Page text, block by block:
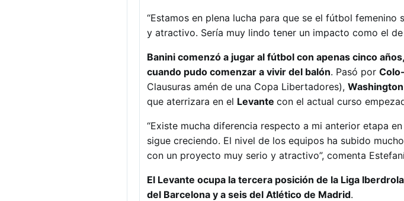
“Estamos en plena lucha para que se el fútbol femenino
y atractivo. Sería muy lindo tener un impacto como el de
Banini comenzó a jugar al fútbol con apenas cinco
cuando pudo comenzar a vivir del balón. Pasó por
Clausuras amén de una Copa Libertadores),
que aterrizara en el Levante con el actual curso
“Existe mucha diferencia respecto a mi anterior etapa
sigue creciendo. El nivel de los equipos ha subido
con un proyecto muy serio y atractivo”, comenta
El Levante ocupa la tercera posición de la Liga
del Barcelona y a seis del Atlético de Madrid.